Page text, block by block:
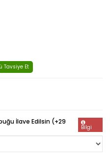
Tavsiye Et
İlave Edilsin (+29
Bilgi